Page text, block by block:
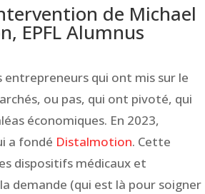
de Michael
EPFL Alumnus
entrepreneurs qui ont mis sur le
ou pas, qui ont pivoté, qui
économiques. En 2023,
a fondé Distalmotion. Cette
dispositifs médicaux et
demande (qui est là pour soigner